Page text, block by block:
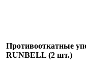
Противооткатные
RUNBELL (2 шт.)